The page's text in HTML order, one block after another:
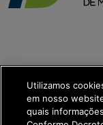
Transformação
get_footer();
Utilizamos
em nosso
quais